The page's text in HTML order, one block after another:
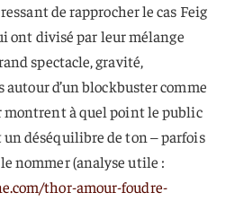
de rapprocher le cas Feig
ont divisé par leur mélange
spectacle, gravité,
d’un blockbuster comme
montrent à quel point le public
déséquilibre de ton – parfois
nommer (analyse utile :
thor-amour-foudre-